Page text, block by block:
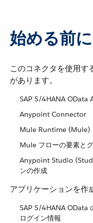
始める前に
このコネクタを使用す
があります。
SAP S/4HANA OData
Anypoint Connector
Mule Runtime (Mule)
Mule フローの要素と
Anypoint Studio
ンの作成
アプリケーションを作
SAP S/4HANA OData
ログイン情報